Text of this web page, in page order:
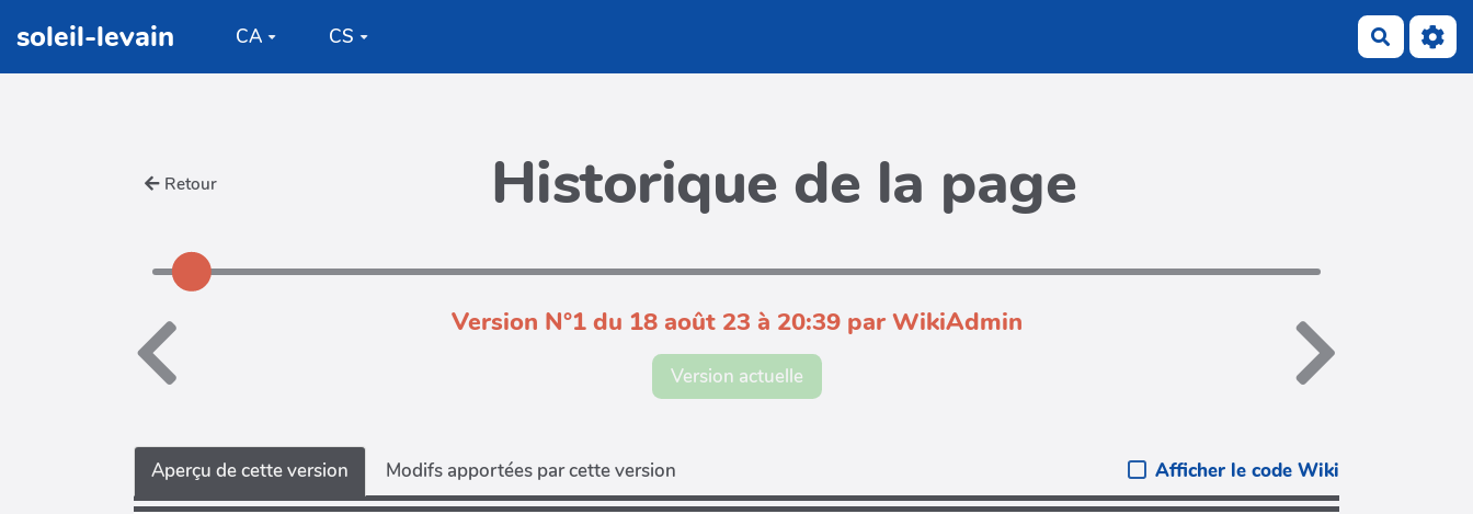
Aller au contenu principal
soleil-levain CA CS
Retour Historique de la page
Version N°1 du 18 août 23 à 20:39 par WikiAdmin
Version actuelle
Aperçu de cette version Modifs apportées par cette version Afficher le code Wiki